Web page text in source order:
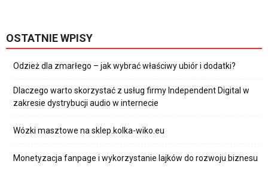
OSTATNIE WPISY
Odzież dla zmarłego – jak wybrać właściwy ubiór i dodatki?
Dlaczego warto skorzystać z usług firmy Independent Digital w
zakresie dystrybucji audio w internecie
Wózki masztowe na sklep.kolka-wiko.eu
Monetyzacja fanpage i wykorzystanie lajków do rozwoju biznesu